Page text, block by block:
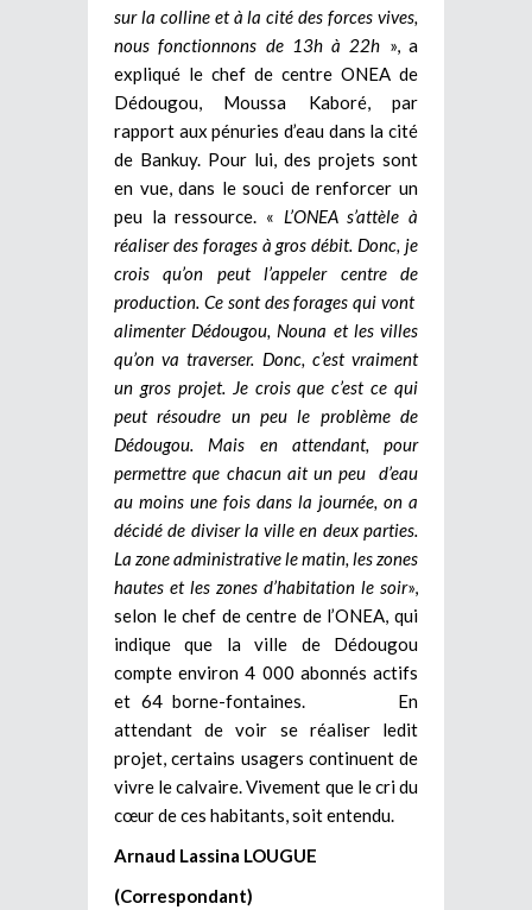
sur la colline et à la cité des forces vives,
nous fonctionnons de 13h à 22h », a
expliqué le chef de centre ONEA de
Dédougou, Moussa Kaboré, par
rapport aux pénuries d’eau dans la cité
de Bankuy. Pour lui, des projets sont
en vue, dans le souci de renforcer un
peu la ressource. « L’ONEA s’attèle à
réaliser des forages à gros débit. Donc, je
crois qu’on peut l’appeler centre de
production. Ce sont des forages qui vont
alimenter Dédougou, Nouna et les villes
qu’on va traverser. Donc, c’est vraiment
un gros projet. Je crois que c’est ce qui
peut résoudre un peu le problème de
Dédougou. Mais en attendant, pour
permettre que chacun ait un peu d’eau
au moins une fois dans la journée, on a
décidé de diviser la ville en deux parties.
La zone administrative le matin, les zones
hautes et les zones d’habitation le soir»,
selon le chef de centre de l’ONEA, qui
indique que la ville de Dédougou
compte environ 4 000 abonnés actifs
et 64 borne-fontaines. En
attendant de voir se réaliser ledit
projet, certains usagers continuent de
vivre le calvaire. Vivement que le cri du
cœur de ces habitants, soit entendu.
Arnaud Lassina LOUGUE
(Correspondant)